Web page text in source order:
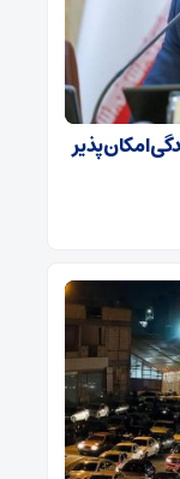
امکان‌پذیر